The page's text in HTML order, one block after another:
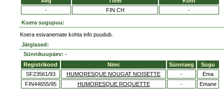
-
FIN CH -
Koera sugupuu:
Koera esivanemate kohta info puudub.
Järglased:
Sünnikuupäev: -
Registrikood
Nimi Sünniaeg
Sugu
SF23561/93
HUMORESQUE NOUGAT NOISETTE -
Ema
FIN44655/95
HUMORESQUE ROQUETTE - Emane